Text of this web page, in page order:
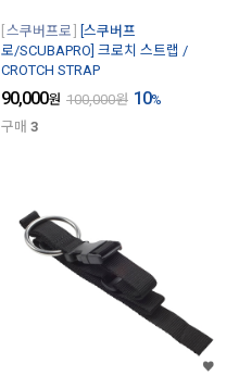
스쿠버프로
[스쿠버프
로/SCUBAPRO] 크로치 스트랩 /
CROTCH STRAP
90,000원 100,000원 10%
구매 3